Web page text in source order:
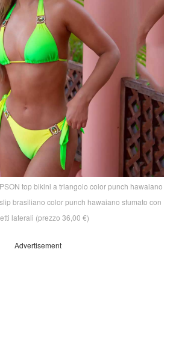
top bikini a triangolo color punch hawaiano
brasiliano color punch hawaiano sfumato con
laterali (prezzo 36,00 €)
Advertisement